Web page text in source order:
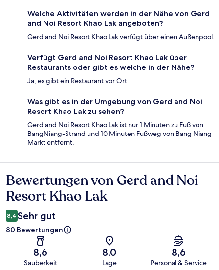
Welche Aktivitäten werden in der Nähe von Gerd
and Noi Resort Khao Lak angeboten?
Gerd and Noi Resort Khao Lak verfügt über einen Außenpool.
Verfügt Gerd and Noi Resort Khao Lak über
Restaurants oder gibt es welche in der Nähe?
Ja, es gibt ein Restaurant vor Ort.
Was gibt es in der Umgebung von Gerd and Noi
Resort Khao Lak zu sehen?
Gerd and Noi Resort Khao Lak ist nur 1 Minuten zu Fuß von
BangNiang-Strand und 10 Minuten Fußweg von Bang Niang
Markt entfernt.
Bewertungen
Bewertungen von Gerd and Noi
Resort Khao Lak
8,4 Sehr gut
80 Bewertungen
8,6
Sauberkeit
8,0
Lage
8,6
Personal & Service